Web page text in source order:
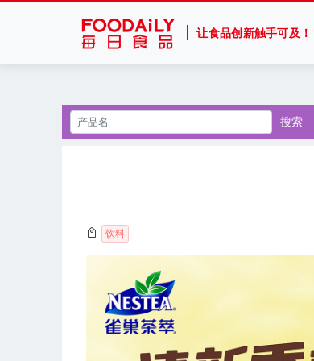
让食品创新触手可及！
搜索
饮料